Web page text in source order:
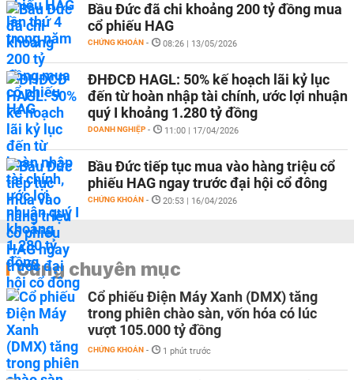
Bầu Đức đã chi khoảng 200 tỷ đồng mua
cổ phiếu HAG
CHỨNG KHOÁN - 08:26 | 13/05/2026
ĐHĐCĐ HAGL: 50% kế hoạch lãi kỷ lục
đến từ hoàn nhập tài chính, ước lợi nhuận
quý I khoảng 1.280 tỷ đồng
DOANH NGHIỆP - 11:00 | 17/04/2026
Bầu Đức tiếp tục mua vào hàng triệu cổ
phiếu HAG ngay trước đại hội cổ đông
CHỨNG KHOÁN - 20:53 | 16/04/2026
Cùng chuyên mục
Cổ phiếu Điện Máy Xanh (DMX) tăng
trong phiên chào sàn, vốn hóa có lúc
vượt 105.000 tỷ đồng
CHỨNG KHOÁN - 1 phút trước